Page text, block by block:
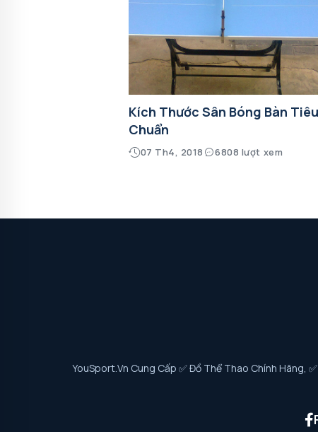
Kích Thước Sân Bóng Bàn Tiêu
Chuẩn
07 Th4, 2018 6808 lượt xem
YouSport.vn Cung Cấp ✅ Đồ Thể Thao Chính Hãng,